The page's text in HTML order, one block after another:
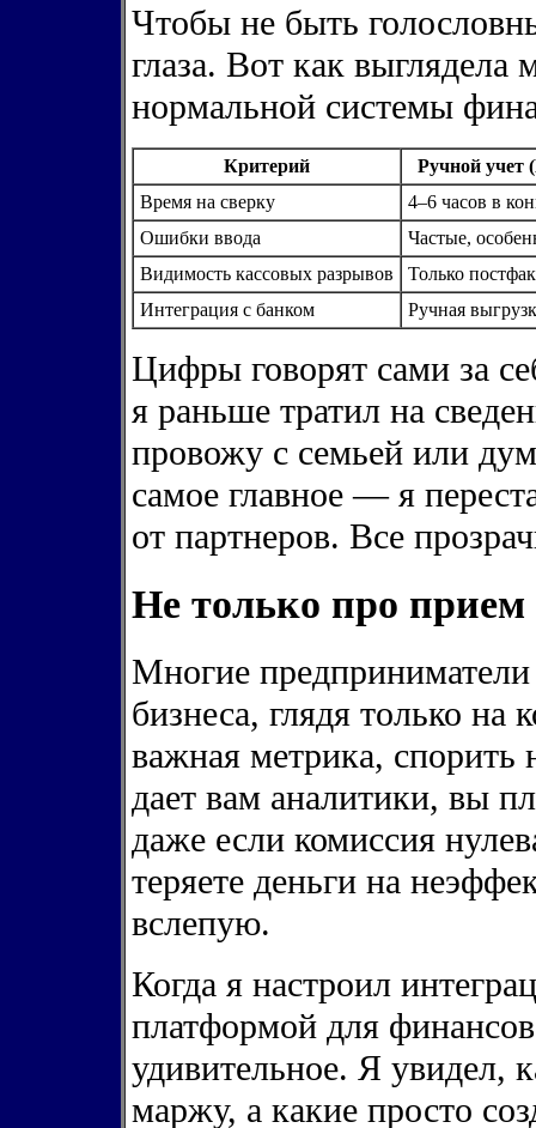
Чтобы не быть
глаза. Вот как
нормальной системы
Критерий
Ручной учет
Время на сверку
4–6 часов в
Ошибки ввода
Частые,
Видимость кассовых разрывов
Только
Интеграция с банком
Ручная
Цифры говорят сами за
я раньше тратил на
провожу с семьей или
самое главное — я
от партнеров. Все
Не только про прием
Многие
бизнеса, глядя только на
важная метрика, спорить
дает вам аналитики, вы
даже если комиссия
теряете деньги на
вслепую.
Когда я настроил
платформой для
удивительное. Я увидел,
маржу, а какие просто